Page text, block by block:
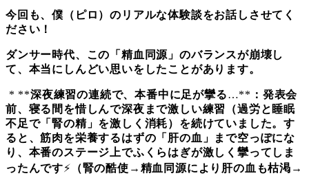
今回も、僕（ピロ）のリアルな体験談をお話しさせてく
ださい！
ダンサー時代、この「精血同源」のバランスが崩壊し
て、本当にしんどい思いをしたことがあります。
* **深夜練習の連続で、本番中に足が攣る…** ：発表会
前、寝る間を惜しんで深夜まで激しい練習（過労と睡眠
不足で「腎の精」を激しく消耗）を続けていました。す
ると、筋肉を栄養するはずの「肝の血」まで空っぽにな
り、本番のステージ上でふくらはぎが激しく攣ってしま
ったんです⚡️ （腎の酷使 → 精血同源により肝の血も枯渇 →